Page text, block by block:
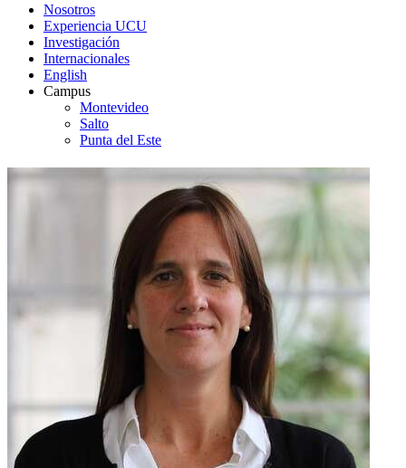
Nosotros
Experiencia UCU
Investigación
Internacionales
English
Campus
Montevideo
Salto
Punta del Este